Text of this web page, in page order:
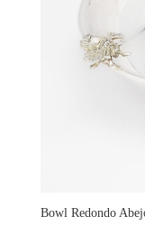
Bowl Redondo